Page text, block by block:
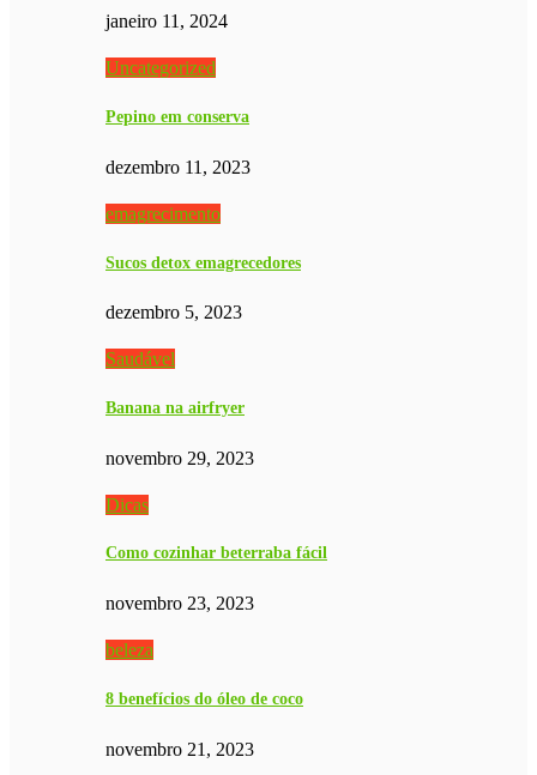
janeiro 11, 2024
Uncategorized
Pepino em conserva
dezembro 11, 2023
emagrecimento
Sucos detox emagrecedores
dezembro 5, 2023
Saudável
Banana na airfryer
novembro 29, 2023
Dicas
Como cozinhar beterraba fácil
novembro 23, 2023
beleza
8 benefícios do óleo de coco
novembro 21, 2023